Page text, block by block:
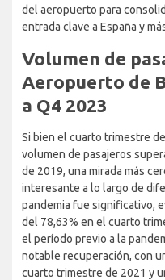
del aeropuerto para
entrada clave a España y
Volumen de
Aeropuerto de
a Q4 2023
Si bien el cuarto trimestre
volumen de pasajeros
de 2019, una mirada más
interesante a lo largo de
pandemia fue significativo,
del 78,63% en el cuarto
el período previo a la
notable recuperación, con
cuarto trimestre de 2021 y